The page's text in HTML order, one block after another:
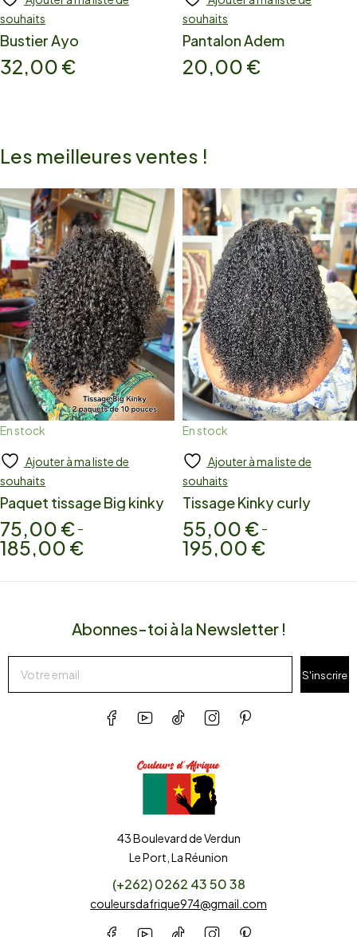
souhaits
Bustier Ayo
32,00 €
souhaits
Pantalon Adem
20,00 €
Les meilleures ventes !
En stock
Add to cart
Ajouter à ma liste de
souhaits
Paquet tissage Big kinky
75,00 € –
185,00 €
En stock
Add to cart
Ajouter à ma liste de
souhaits
Tissage Kinky curly
55,00 € –
195,00 €
43 Boulevard de Verdun
Le Port, La Réunion
(+262) 0262 43 50 38
couleursdafrique974@gmail.com
Abonnes-toi à la Newsletter !
S'inscrire